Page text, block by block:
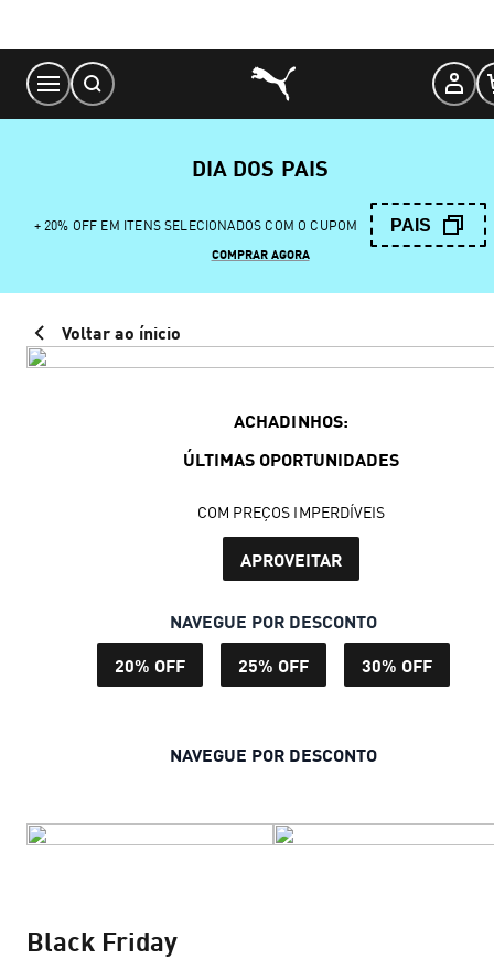
Content
DIA DOS PAIS
+ 20% OFF EM ITENS SELECIONADOS COM O CUPOM PAIS
COMPRAR AGORA
Voltar ao ínicio
ACHADINHOS:
ÚLTIMAS OPORTUNIDADES
COM PREÇOS IMPERDÍVEIS
APROVEITAR
NAVEGUE POR DESCONTO
20% OFF 25% OFF 30% OFF
NAVEGUE POR DESCONTO
Black Friday